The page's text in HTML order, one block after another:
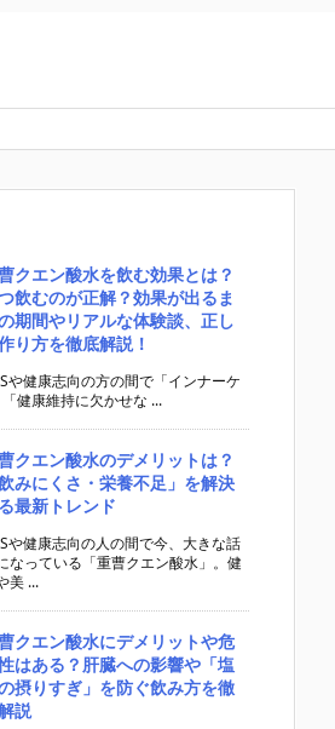
クエン酸水を飲む効果とは？
飲むのが正解？効果が出るま
期間やリアルな体験談、正し
り方を徹底解説！
や健康志向の方の間で「インナーケ
健康維持に欠かせな ...
クエン酸水のデメリットは？
飲みにくさ・栄養不足」を解決
最新トレンド
や健康志向の人の間で今、大きな話
なっている「重曹クエン酸水」。健
美 ...
クエン酸水にデメリットや危
はある？肝臓への影響や「塩
摂りすぎ」を防ぐ飲み方を徹
説